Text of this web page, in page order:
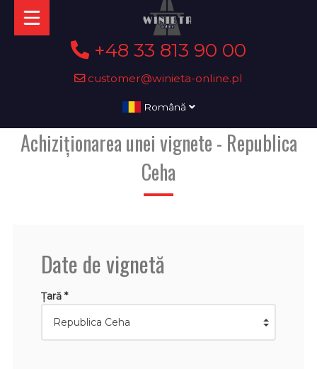
+48 33 813 90 00
customer@winieta-online.pl
Română
Achiziționarea unei vignete - Republica
Ceha
Date de vignetă
Țară *